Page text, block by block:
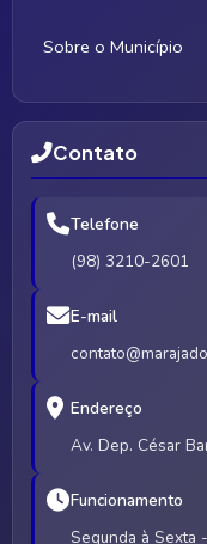
Sobre o Município
Contato
Telefone
(98) 3210-2601
E-mail
Endereço
Av. Dep. César
Funcionamento
Segunda à Sexta